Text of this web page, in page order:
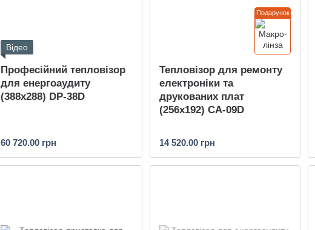
Відео
Професійний тепловізор
для енергоаудиту
(388x288) DP-38D
60 720.00 грн
Подарунок
Тепловізор для ремонту
електроніки та
друкованих плат
(256x192) CA-09D
14 520.00 грн